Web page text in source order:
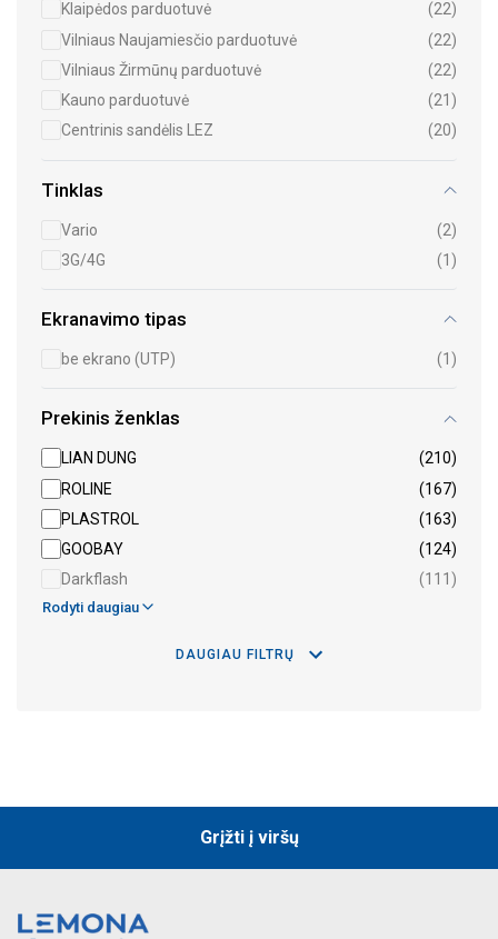
Klaipėdos parduotuvė
(22)
Vilniaus Naujamiesčio parduotuvė
(22)
Vilniaus Žirmūnų parduotuvė
(22)
Kauno parduotuvė
(21)
Centrinis sandėlis LEZ
(20)
Tinklas
Vario
(2)
3G/4G
(1)
Ekranavimo tipas
be ekrano (UTP) (1)
Prekinis ženklas
LIAN DUNG
(210)
ROLINE
(167)
PLASTROL
(163)
GOOBAY
(124)
Darkflash
(111)
Rodyti daugiau
DAUGIAU FILTRŲ
Grįžti į viršų